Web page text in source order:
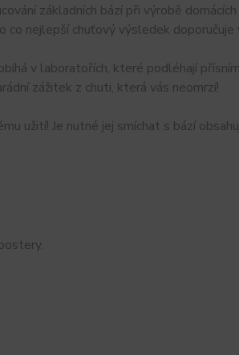
základních bází při výrobě
nejlepší chuťový výsledek doporučuje
v laboratořích, které podléhají
zážitek z chuti, která vás neomrzí!
užití! Je nutné jej smíchat s bází